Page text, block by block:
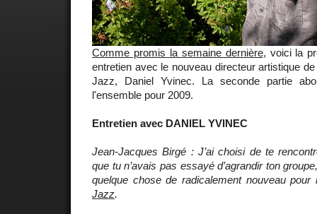
Comme promis la semaine dernière, voici la
entretien avec le nouveau directeur artistique
Jazz, Daniel Yvinec. La seconde partie
l'ensemble pour 2009.
Entretien avec DANIEL YVINEC
Jean-Jacques Birgé : J’ai choisi de te
que tu n’avais pas essayé d’agrandir ton
quelque chose de radicalement nouveau pour
Jazz.